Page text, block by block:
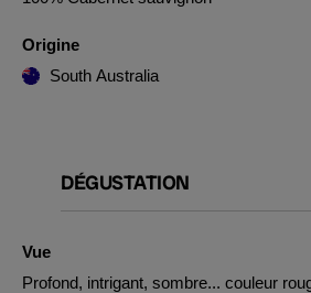
Origine
South Australia
DÉGUSTATION
Vue
Profond, intrigant, sombre... couleur